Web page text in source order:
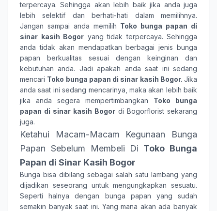
terpercaya. Sehingga akan lebih baik jika anda juga
lebih selektif dan berhati-hati dalam memilihnya.
Jangan sampai anda memilih Toko bunga papan di
sinar kasih Bogor yang tidak terpercaya. Sehingga
anda tidak akan mendapatkan berbagai jenis bunga
papan berkualitas sesuai dengan keinginan dan
kebutuhan anda. Jadi apakah anda saat ini sedang
mencari Toko bunga papan di sinar kasih Bogor. Jika
anda saat ini sedang mencarinya, maka akan lebih baik
jika anda segera mempertimbangkan Toko bunga
papan di sinar kasih Bogor di Bogorflorist sekarang
juga.
Ketahui Macam-Macam Kegunaan Bunga
Papan Sebelum Membeli Di Toko Bunga
Papan di Sinar Kasih Bogor
Bunga bisa dibilang sebagai salah satu lambang yang
dijadikan seseorang untuk mengungkapkan sesuatu.
Seperti halnya dengan bunga papan yang sudah
semakin banyak saat ini. Yang mana akan ada banyak